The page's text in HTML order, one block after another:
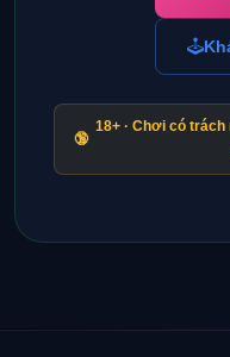
🔞
18+ · Chơi có